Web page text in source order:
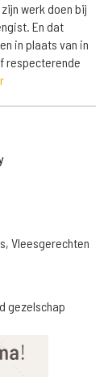
werk doen bij
En dat
in plaats van in
respecterende
Vleesgerechten
gezelschap